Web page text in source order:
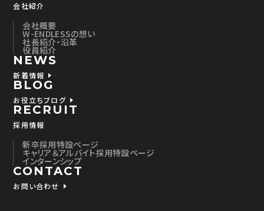
会社紹介
会社概要
W-ENDLESSの想い
社長紹介・沿革
役員紹介
NEWS
新着情報
BLOG
お役立ちブログ
RECRUIT
採用情報
新卒採用特設ページ
キャリア＆アルバイト採用特設ページ
インターンシップ
CONTACT
お問い合わせ